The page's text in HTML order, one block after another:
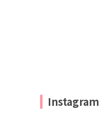
Instagram